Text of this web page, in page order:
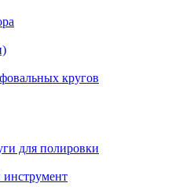
кругов
для полировки